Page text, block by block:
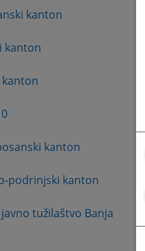
kanton
kanton
kanton
kanton
podrinjski kanton
tužilaštvo Banja